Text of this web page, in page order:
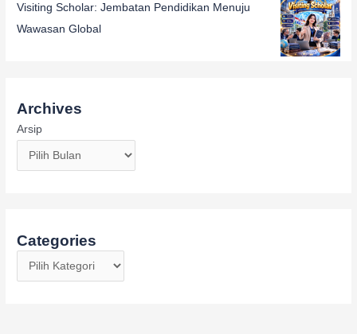
Visiting Scholar: Jembatan Pendidikan Menuju
Wawasan Global
Archives
Arsip
Categories